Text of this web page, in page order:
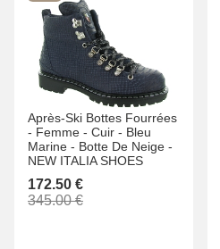
Après-Ski Bottes Fourrées
- Femme - Cuir - Bleu
Marine - Botte De Neige -
NEW ITALIA SHOES
172.50 €
345.00 €